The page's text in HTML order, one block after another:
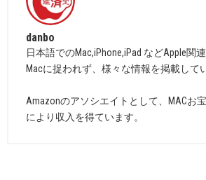
danbo
日本語でのMac,iPhone,iPad などApple関
Macに捉われず、様々な情報を掲載して
Amazonのアソシエイトとして、MACお
により収入を得ています。